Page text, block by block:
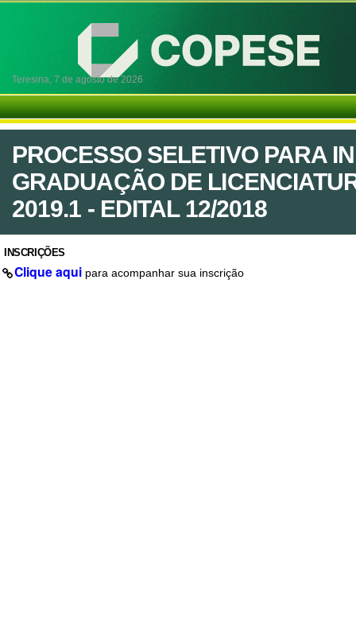
Teresina, 7 de agosto de 2026
PROCESSO SELETIVO PARA
GRADUAÇÃO DE
2019.1 - EDITAL 12/2018
INSCRIÇÕES
Clique aqui para acompanhar sua inscrição